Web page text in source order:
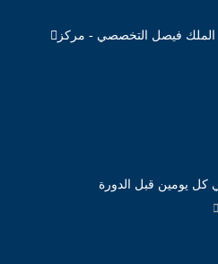
فيصل التخصصي - مركز
كل يومين قبل الدورة